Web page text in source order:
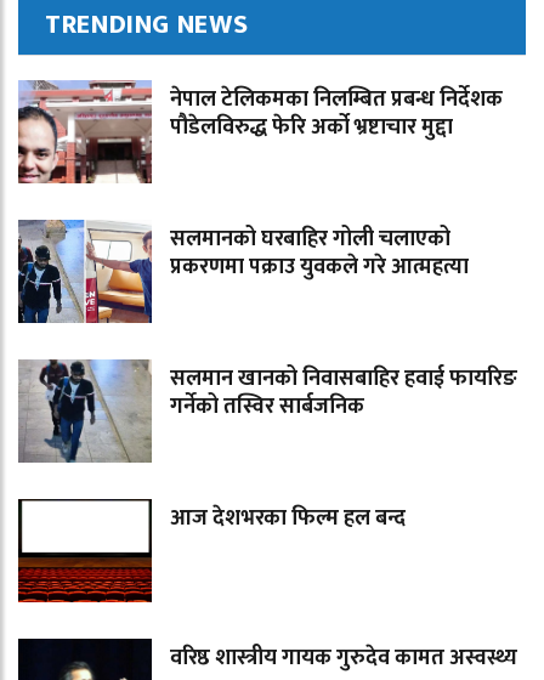
TRENDING NEWS
नेपाल टेलिकमका निलम्बित प्रबन्ध निर्देशक
पौडेलविरुद्ध फेरि अर्को भ्रष्टाचार मुद्दा
सलमानको घरबाहिर गोली चलाएको
प्रकरणमा पक्राउ युवकले गरे आत्महत्या
सलमान खानको निवासबाहिर हवाई फायरिङ
गर्नेको तस्विर सार्बजनिक
आज देशभरका फिल्म हल बन्द
वरिष्ठ शास्त्रीय गायक गुरुदेव कामत अस्वस्थ्य